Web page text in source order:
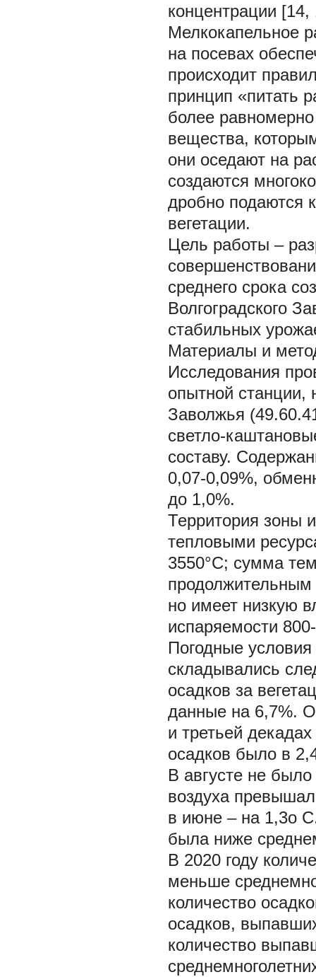
концентрации [14,
Мелкокапельное
на посевах
происходит
принцип «питать
более
вещества,
они оседают на
создаются
дробно подаются
вегетации.
Цель работы –
среднего срока
Волгоградского
стабильных
Материалы и
Исследования
опытной станции,
Заволжья
светло-
составу.
0,07-0,09%,
до 1,0%.
Территория зоны
тепловыми
3550°С; сумма
продолжительным
но имеет низкую
испаряемости
Погодные
складывались
осадков за
данные на 6,7%.
и третьей
осадков было в
В августе не
воздуха
в июне – на 1,3о
была ниже
В 2020 году
меньше
количество
осадков,
количество